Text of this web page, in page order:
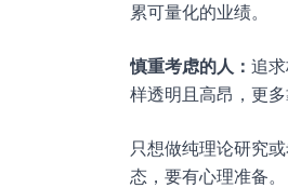
累可量化的业绩。
慎重考虑的人： 追
样透明且高昂，更多
只想做纯理论研究
态，要有心理准备。